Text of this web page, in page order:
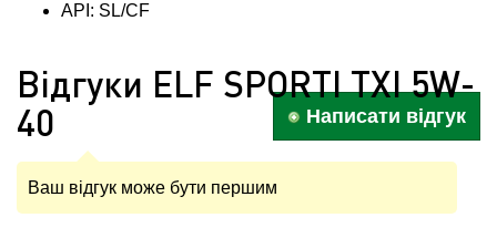
API: SL/CF
Відгуки ELF SPORTI TXI 5W-
40
Написати відгук
Ваш відгук може бути першим